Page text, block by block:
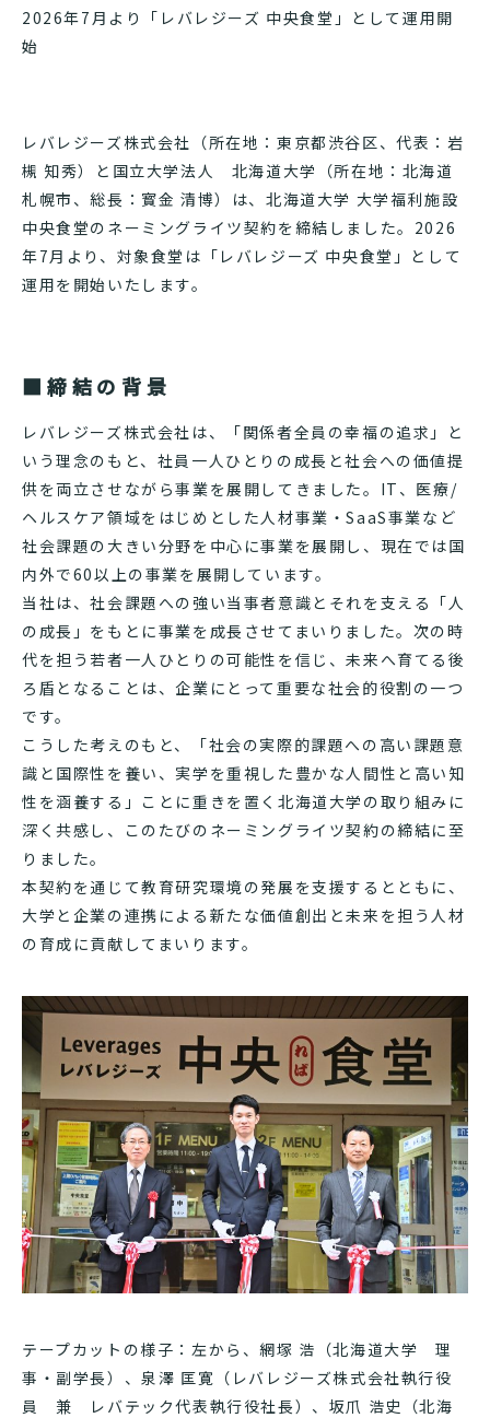
2026年7月より「レバレジーズ 中央食堂」として運用開
始
レバレジーズ株式会社（所在地：東京都渋谷区、代表：岩
槻 知秀）と国立大学法人 北海道大学（所在地：北海道
札幌市、総長：寳金 清博）は、北海道大学 大学福利施設
中央食堂のネーミングライツ契約を締結しました。2026
年7月より、対象食堂は「レバレジーズ 中央食堂」として
運用を開始いたします。
■締結の背景
レバレジーズ株式会社は、「関係者全員の幸福の追求」と
いう理念のもと、社員一人ひとりの成長と社会への価値提
供を両立させながら事業を展開してきました。IT、医療/
ヘルスケア領域をはじめとした人材事業・SaaS事業など
社会課題の大きい分野を中心に事業を展開し、現在では国
内外で60以上の事業を展開しています。
当社は、社会課題への強い当事者意識とそれを支える「人
の成長」をもとに事業を成長させてまいりました。次の時
代を担う若者一人ひとりの可能性を信じ、未来へ育てる後
ろ盾となることは、企業にとって重要な社会的役割の一つ
です。
こうした考えのもと、「社会の実際的課題への高い課題意
識と国際性を養い、実学を重視した豊かな人間性と高い知
性を涵養する」ことに重きを置く北海道大学の取り組みに
深く共感し、このたびのネーミングライツ契約の締結に至
りました。
本契約を通じて教育研究環境の発展を支援するとともに、
大学と企業の連携による新たな価値創出と未来を担う人材
の育成に貢献してまいります。
テープカットの様子：左から、網塚 浩（北海道大学 理
事・副学長）、泉澤 匡寛（レバレジーズ株式会社執行役
員 兼 レバテック代表執行役社長）、坂爪 浩史（北海